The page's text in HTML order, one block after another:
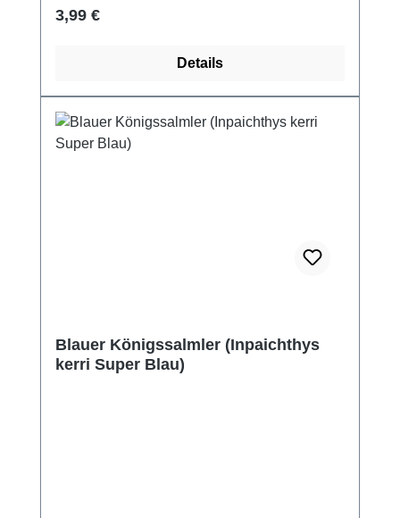
Regulärer Preis:
3,99 €
Details
Blauer Königssalmler (Inpaichthys
kerri Super Blau)